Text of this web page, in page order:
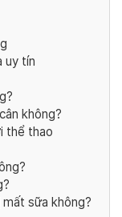
uy tín
không?
thể thao
mất sữa không?